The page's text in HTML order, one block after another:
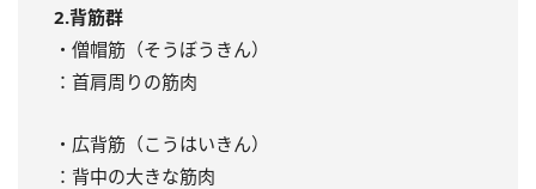
2.背筋群
・僧帽筋（そうぼうきん）
：首肩周りの筋肉
・広背筋（こうはいきん）
：背中の大きな筋肉